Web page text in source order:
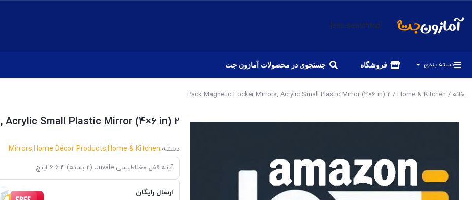
[eas-searchtop]
دسته بندی فروشگاه جستجوی در محصولات آمازون جت
خانه /
Home & Kitchen
/ 2 Pack Magnetic Locker Mirrors, Acrylic Small Plastic Mirror (4×6 in)
2 Pack Magnetic Locker Mirrors, Acrylic Small Plastic Mirror (4×6 in)
دسته:Home & Kitchen
,
Home Décor Products
,
Mirrors
آینه قفل مغناطیسی Juvale (2 بسته) 4 6 6 اینچ
ارسال رایگان